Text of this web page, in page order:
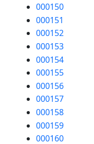
000150
000151
000152
000153
000154
000155
000156
000157
000158
000159
000160